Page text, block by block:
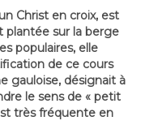
Christ en croix, est
plantée sur la berge
populaires, elle
de ce cours
gauloise, désignait à
le sens de « petit
très fréquente en